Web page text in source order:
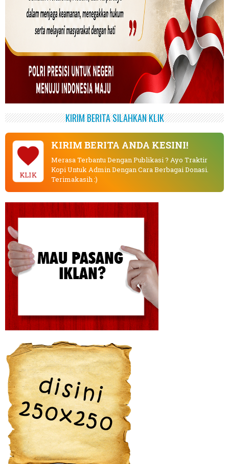
KIRIM BERITA SILAHKAN KLIK
KLIK
KIRIM BERITA ANDA KESINI!
Merasa Terbantu Dengan Publikasi ? Ayo Traktir
Kopi Untuk Admin Dengan Cara Berbagai Donasi.
Terimakasih :)